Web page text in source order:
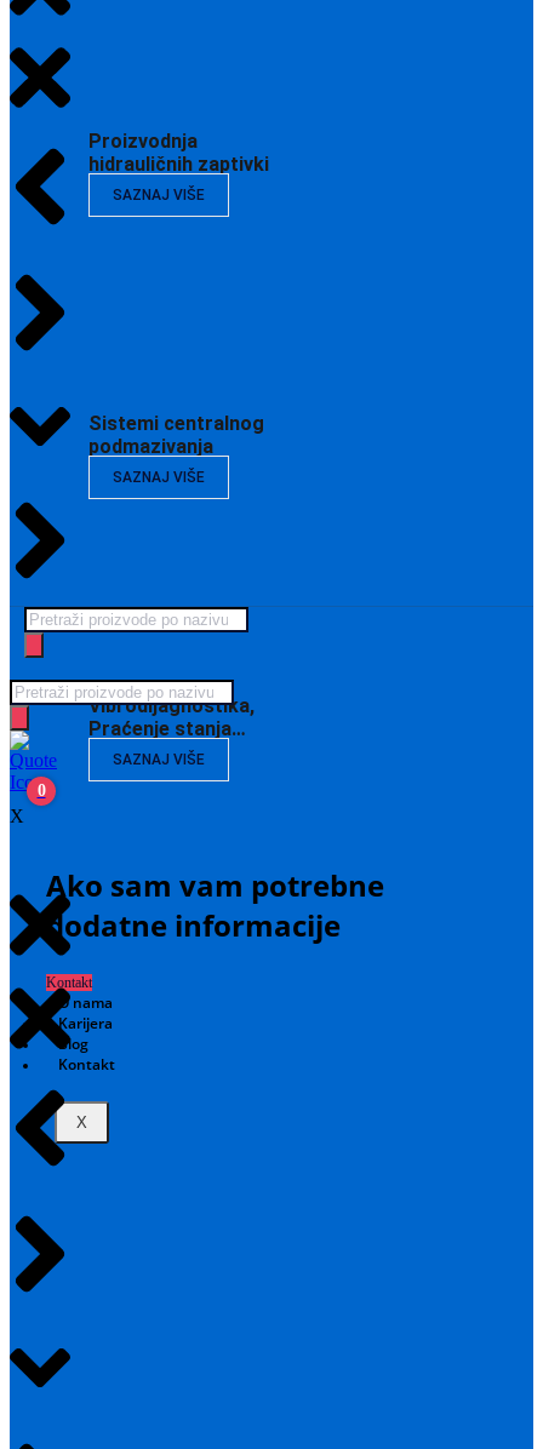
Proizvodnja
hidrauličnih zaptivki
SAZNAJ VIŠE
Sistemi centralnog
podmazivanja
SAZNAJ VIŠE
Vibrodijagnostika,
Praćenje stanja…
SAZNAJ VIŠE
Ako sam vam potrebne
dodatne informacije
Kontakt
O nama
Karijera
Blog
Kontakt
X
Products
search
Products
search
0
X